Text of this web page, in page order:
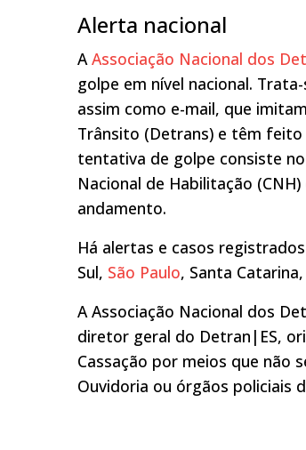
Alerta nacional
AAssociação Nacional dos
golpe em nível nacional.
assim como e-mail, que
Trânsito (Detrans) e têm feito
tentativa de golpe consiste
Nacional de Habilitação
andamento.
Há alertas e casos
Sul, São Paulo, Santa
A Associação Nacional dos
diretor geral do Detran|ES,
Cassação por meios que não
Ouvidoria ou órgãos policiais